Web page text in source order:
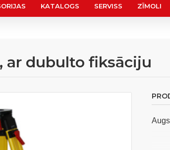
KATALOGS SERVISS ZĪMOLI
ar dubulto fiksāciju